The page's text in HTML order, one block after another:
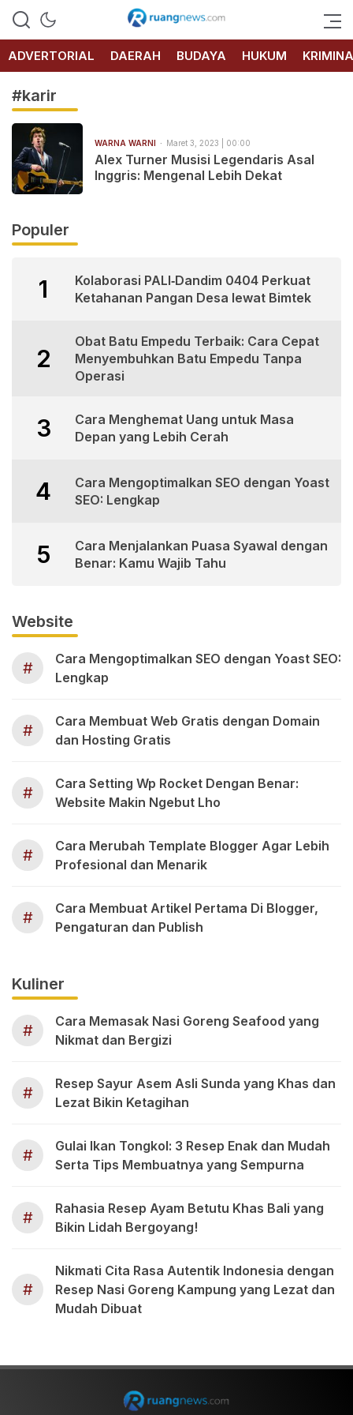
RUANG
NEWS
ADVERTORIAL
DAERAH BUDAYA HUKUM
#karir
WARNA WARNI Maret 3, 2023 | 00:00
Alex Turner Musisi Legendaris Asal
Inggris: Mengenal Lebih Dekat
Populer
1
Kolaborasi PALI‑Dandim 0404 Perkuat
Ketahanan Pangan Desa lewat Bimtek
2
Obat Batu Empedu Terbaik: Cara Cepat
Menyembuhkan Batu Empedu Tanpa
Operasi
3
Cara Menghemat Uang untuk Masa
Depan yang Lebih Cerah
4
Cara Mengoptimalkan SEO dengan Yoast
SEO: Lengkap
5
Cara Menjalankan Puasa Syawal dengan
Benar: Kamu Wajib Tahu
Website
#
Cara Mengoptimalkan SEO dengan Yoast SEO:
Lengkap
#
Cara Membuat Web Gratis dengan Domain
dan Hosting Gratis
#
Cara Setting Wp Rocket Dengan Benar:
Website Makin Ngebut Lho
#
Cara Merubah Template Blogger Agar Lebih
Profesional dan Menarik
#
Cara Membuat Artikel Pertama Di Blogger,
Pengaturan dan Publish
Kuliner
#
Cara Memasak Nasi Goreng Seafood yang
Nikmat dan Bergizi
#
Resep Sayur Asem Asli Sunda yang Khas dan
Lezat Bikin Ketagihan
#
Gulai Ikan Tongkol: 3 Resep Enak dan Mudah
Serta Tips Membuatnya yang Sempurna
#
Rahasia Resep Ayam Betutu Khas Bali yang
Bikin Lidah Bergoyang!
#
Nikmati Cita Rasa Autentik Indonesia dengan
Resep Nasi Goreng Kampung yang Lezat dan
Mudah Dibuat